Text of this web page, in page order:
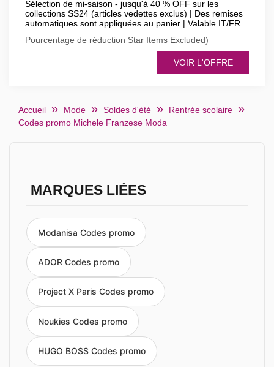
Sélection de mi-saison - jusqu'à 40 % OFF sur les
collections SS24 (articles vedettes exclus) | Des remises
automatiques sont appliquées au panier | Valable IT/FR
Pourcentage de réduction Star Items Excluded)
VOIR L'OFFRE
Accueil Mode Soldes d'été
Rentrée scolaire
Codes promo Michele Franzese Moda
MARQUES LIÉES
Modanisa Codes promo
ADOR Codes promo
Project X Paris Codes promo
Noukies Codes promo
HUGO BOSS Codes promo